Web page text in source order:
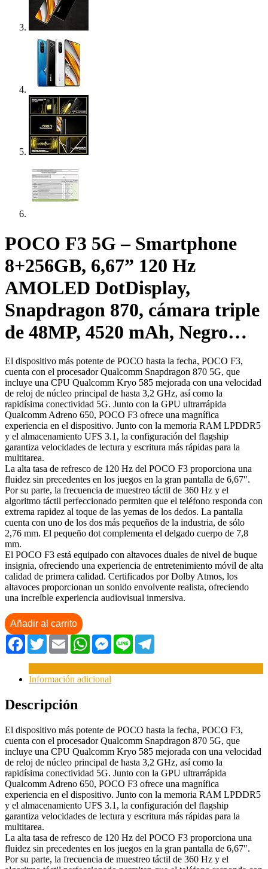
POCO F3 5G – Smartphone
8+256GB, 6,67” 120 Hz
AMOLED DotDisplay,
Snapdragon 870, cámara triple
de 48MP, 4520 mAh, Negro…
El dispositivo más potente de POCO hasta la fecha, POCO F3,
cuenta con el procesador Qualcomm Snapdragon 870 5G, que
incluye una CPU Qualcomm Kryo 585 mejorada con una velocidad
de reloj de núcleo principal de hasta 3,2 GHz, así como la
rapidísima conectividad 5G. Junto con la GPU ultrarrápida
Qualcomm Adreno 650, POCO F3 ofrece una magnífica
experiencia en el dispositivo. Junto con la memoria RAM LPDDR5
y el almacenamiento UFS 3.1, la configuración del flagship
garantiza velocidades de lectura y escritura más rápidas para la
multitarea.
La alta tasa de refresco de 120 Hz del POCO F3 proporciona una
fluidez sin precedentes en los juegos en la gran pantalla de 6,67″.
Por su parte, la frecuencia de muestreo táctil de 360 Hz y el
algoritmo táctil perfeccionado permiten que el teléfono responda con
extrema rapidez al toque de las yemas de los dedos. La pantalla
cuenta con uno de los dos más pequeños de la industria, de sólo
2,76 mm. El pequeño dot complementa el delgado cuerpo de 7,8
mm.
El POCO F3 está equipado con altavoces duales de nivel de buque
insignia, ofreciendo una experiencia de entretenimiento móvil de alta
calidad de primera calidad. Certificados por Dolby Atmos, los
altavoces proporcionan un sonido envolvente realista, ofreciendo
una increíble experiencia audiovisual inmersiva.
Añadir al carrito
Facebook
TwitterEmail WhatsAppMessenger
Line
Información adicional
Descripción
El dispositivo más potente de POCO hasta la fecha, POCO F3,
cuenta con el procesador Qualcomm Snapdragon 870 5G, que
incluye una CPU Qualcomm Kryo 585 mejorada con una velocidad
de reloj de núcleo principal de hasta 3,2 GHz, así como la
rapidísima conectividad 5G. Junto con la GPU ultrarrápida
Qualcomm Adreno 650, POCO F3 ofrece una magnífica
experiencia en el dispositivo. Junto con la memoria RAM LPDDR5
y el almacenamiento UFS 3.1, la configuración del flagship
garantiza velocidades de lectura y escritura más rápidas para la
multitarea.
La alta tasa de refresco de 120 Hz del POCO F3 proporciona una
fluidez sin precedentes en los juegos en la gran pantalla de 6,67″.
Por su parte, la frecuencia de muestreo táctil de 360 Hz y el